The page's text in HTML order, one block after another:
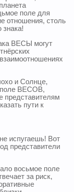
поле для
отношения, столь
знака!
ВЕСЫ могут
и Солнце,
ВЕСОВ,
представителям
пути к
испугаешь! Вот
представители
восьмое поле
за риск,